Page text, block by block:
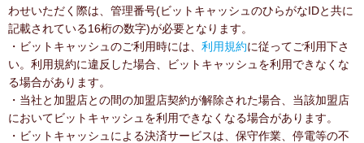
わせいただく際は、管理番号(ビットキャッシュのひらがなIDと共に
記載されている16桁の数字)が必要となります。
・ビットキャッシュのご利用時には、 利用規約に従ってご利用下さ
い。利用規約に違反した場合、ビットキャッシュを利用できなくな
る場合があります。
・当社と加盟店との間の加盟店契約が解除された場合、当該加盟店
においてビットキャッシュを利用できなくなる場合があります。
・ビットキャッシュによる決済サービスは、保守作業、停電等の不